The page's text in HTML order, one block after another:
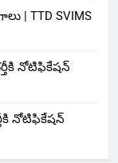
| TTD SVIMS
నోటిఫికేషన్
నోటిఫికేషన్